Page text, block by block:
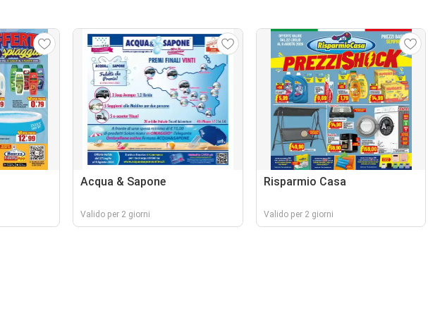
Acqua & Sapone
Valido per 2 giorni
Risparmio Casa
Valido per 2 giorni